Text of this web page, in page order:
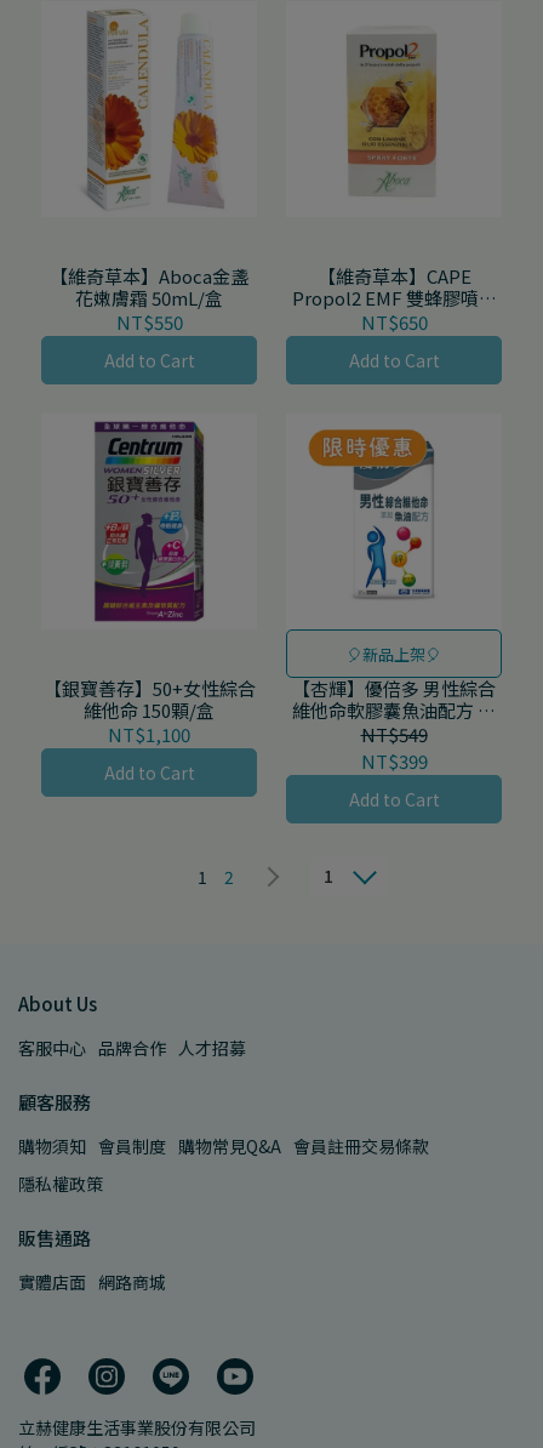
【維奇草本】Aboca金盞
花嫩膚霜 50mL/盒
NT$550
Add to Cart
【維奇草本】CAPE
Propol2 EMF 雙蜂膠噴霧
30 mL/盒
NT$650
Add to Cart
【銀寶善存】50+女性綜合
維他命 150顆/盒
NT$1,100
Add to Cart
🎈新品上架🎈
【杏輝】優倍多 男性綜合
維他命軟膠囊魚油配方 60
粒/盒
NT$399
NT$549
Add to Cart
1 2 1
About Us
客服中心 品牌合作 人才招募
顧客服務
購物須知 會員制度 購物常見Q&A 會員註冊交易條款
隱私權政策
販售通路
實體店面 網路商城
立赫健康生活事業股份有限公司